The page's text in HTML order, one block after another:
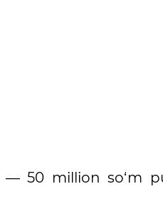
— 50 million so‘m